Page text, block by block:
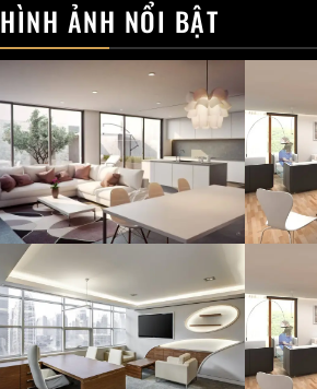
HÌNH ẢNH NỔI BẬT